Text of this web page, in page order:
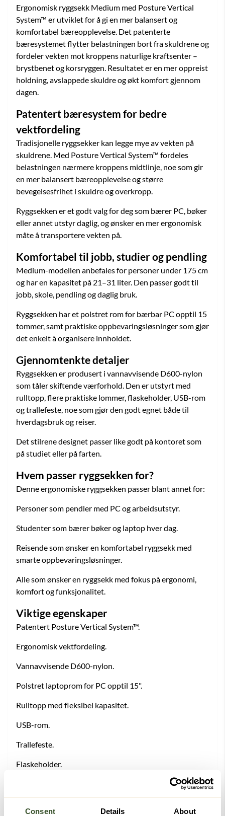
Consent Details About
Ergonomisk ryggsekk Medium med Posture Vertical
System™ er utviklet for å gi en mer balansert og
komfortabel bæreopplevelse. Det patenterte
bæresystemet flytter belastningen bort fra skuldrene og
fordeler vekten mot kroppens naturlige kraftsenter –
brystbenet og korsryggen. Resultatet er en mer oppreist
holdning, avslappede skuldre og økt komfort gjennom
dagen.
Patentert bæresystem for bedre
vektfordeling
Tradisjonelle ryggsekker kan legge mye av vekten på
skuldrene. Med Posture Vertical System™ fordeles
belastningen nærmere kroppens midtlinje, noe som gir
en mer balansert bæreopplevelse og større
bevegelsesfrihet i skuldre og overkropp.
Ryggsekken er et godt valg for deg som bærer PC, bøker
eller annet utstyr daglig, og ønsker en mer ergonomisk
måte å transportere vekten på.
Komfortabel til jobb, studier og pendling
Medium-modellen anbefales for personer under 175 cm
og har en kapasitet på 21–31 liter. Den passer godt til
jobb, skole, pendling og daglig bruk.
Ryggsekken har et polstret rom for bærbar PC opptil 15
tommer, samt praktiske oppbevaringsløsninger som gjør
det enkelt å organisere innholdet.
Gjennomtenkte detaljer
Ryggsekken er produsert i vannavvisende D600-nylon
som tåler skiftende værforhold. Den er utstyrt med
rulltopp, flere praktiske lommer, flaskeholder, USB-rom
og trallefeste, noe som gjør den godt egnet både til
hverdagsbruk og reiser.
Det stilrene designet passer like godt på kontoret som
på studiet eller på farten.
Hvem passer ryggsekken for?
Denne ergonomiske ryggsekken passer blant annet for:
Personer som pendler med PC og arbeidsutstyr.
Studenter som bærer bøker og laptop hver dag.
Reisende som ønsker en komfortabel ryggsekk med
smarte oppbevaringsløsninger.
Alle som ønsker en ryggsekk med fokus på ergonomi,
komfort og funksjonalitet.
Viktige egenskaper
Patentert Posture Vertical System™.
Ergonomisk vektfordeling.
Vannavvisende D600-nylon.
Polstret laptoprom for PC opptil 15".
Rulltopp med fleksibel kapasitet.
USB-rom.
Trallefeste.
Flaskeholder.